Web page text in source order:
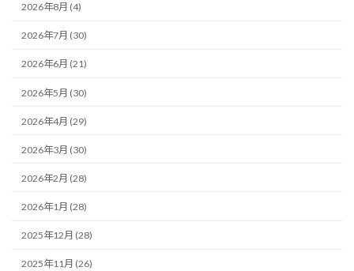
2026年8月 (4)
2026年7月 (30)
2026年6月 (21)
2026年5月 (30)
2026年4月 (29)
2026年3月 (30)
2026年2月 (28)
2026年1月 (28)
2025年12月 (28)
2025年11月 (26)